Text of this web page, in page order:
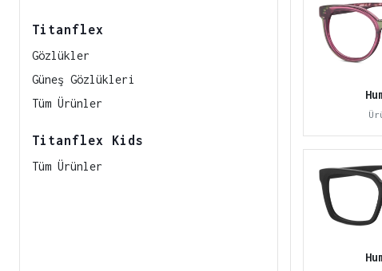
Titanflex
Gözlükler
Güneş Gözlükleri
Tüm Ürünler
Titanflex Kids
Tüm Ürünler